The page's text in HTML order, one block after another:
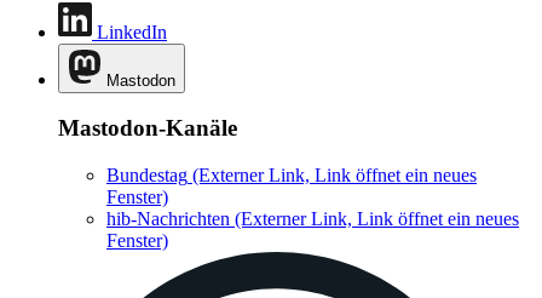
LinkedIn
Mastodon
Mastodon-Kanäle
Bundestag (Externer Link, Link öffnet ein neues
Fenster)
hib-Nachrichten (Externer Link, Link öffnet ein neues
Fenster)